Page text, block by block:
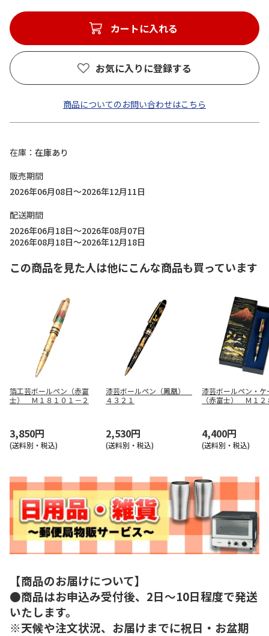
カートに入れる
お気に入りに登録する
商品についてのお問い合わせはこちら
在庫
在庫あり
販売期間
2026年06月08日～2026年12月11日
配送期間
2026年06月18日～2026年08月07日
2026年08月18日～2026年12月18日
この商品を見た人は他にこんな商品も買っています
箔工芸ボールペン（赤富
士） Ｍ１８１０１－２
3,850円
(送料別・税込)
漆芸ボールペン（鳳凰）
４３２１
2,530円
(送料別・税込)
漆芸ボールペン・ケ
（赤富士） Ｍ１２
4,400円
(送料別・税込)
【商品のお届けについて】
●商品はお申込み受付後、2日～10日程度で発送
いたします。
※天候や注文状況、お届けまでに祝日・お盆期